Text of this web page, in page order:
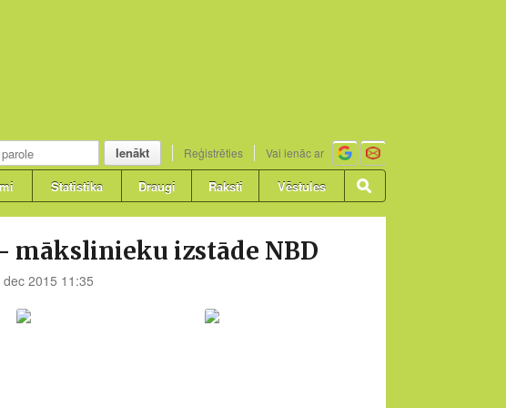
Ienākt Reģistrēties Vai ienāc ar
Statistika Draugi Raksti Vēstules
mākslinieku izstāde NBD
dec 2015 11:35